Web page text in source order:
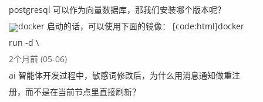
postgresql 可以作为向量数据库，那我们安装哪个版本呢？
docker 启动的话，可以使用下面的镜像： [code:html]docker
run -d \
2个月前 (05-06)
ai 智能体开发过程中，敏感词修改后，为什么用消息通知做重注
册，而不是在当前节点里直接刷新？